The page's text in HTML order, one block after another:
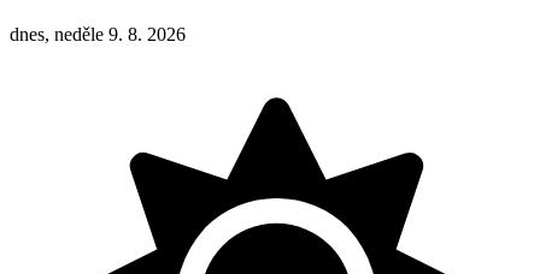
dnes, neděle 9. 8. 2026